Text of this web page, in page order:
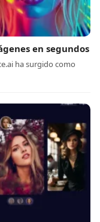
en segundos
ha surgido como